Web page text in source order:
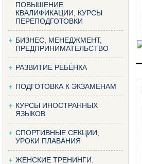
ПОВЫШЕНИЕ
КВАЛИФИКАЦИИ, КУРСЫ
ПЕРЕПОДГОТОВКИ
БИЗНЕС, МЕНЕДЖМЕНТ,
ПРЕДПРИНИМАТЕЛЬСТВО
РАЗВИТИЕ РЕБЁНКА
ПОДГОТОВКА К ЭКЗАМЕНАМ
КУРСЫ ИНОСТРАННЫХ
ЯЗЫКОВ
СПОРТИВНЫЕ СЕКЦИИ,
УРОКИ ПЛАВАНИЯ
ЖЕНСКИЕ ТРЕНИНГИ.